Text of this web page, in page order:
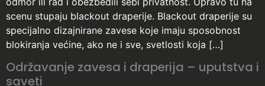
scenu stupaju blackout draperije. Blackout draperije su
specijalno dizajnirane zavese koje imaju sposobnost
blokiranja većine, ako ne i sve, svetlosti koja […]
Održavanje zavesa i draperija – uputstva i
saveti